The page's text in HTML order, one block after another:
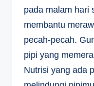
pada malam hari
membantu
pecah-pecah.
pipi yang
Nutrisi yang ada